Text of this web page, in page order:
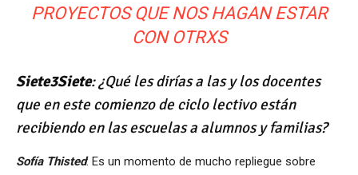
PROYECTOS QUE NOS HAGAN ESTAR
CON OTRXS
Siete3Siete: ¿Qué les dirías a las y los docentes
que en este comienzo de ciclo lectivo están
recibiendo en las escuelas a alumnos y familias?
Sofía Thisted: Es un momento de mucho repliegue sobre